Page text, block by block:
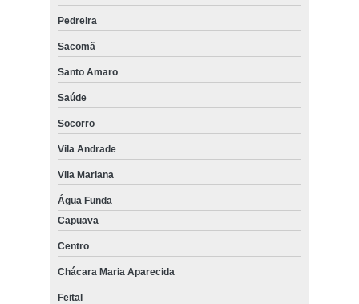
Pedreira
Sacomã
Santo Amaro
Saúde
Socorro
Vila Andrade
Vila Mariana
Água Funda
Capuava
Centro
Chácara Maria Aparecida
Feital